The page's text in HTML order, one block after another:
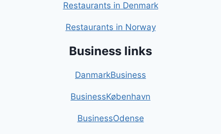
Restaurants in Denmark
Restaurants in Norway
Business links
DanmarkBusiness
BusinessKøbenhavn
BusinessOdense